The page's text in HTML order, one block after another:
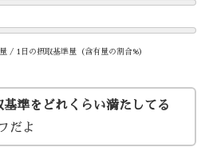
/ 1日の摂取基準量（含有量の割合%）
基準をどれくらい満たしてる
だよ